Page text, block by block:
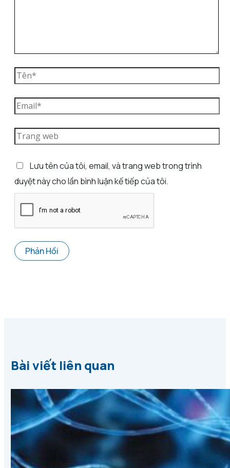
Lưu tên của tôi, email, và trang web trong trình
duyệt này cho lần bình luận kế tiếp của tôi.
Bài viết liên quan